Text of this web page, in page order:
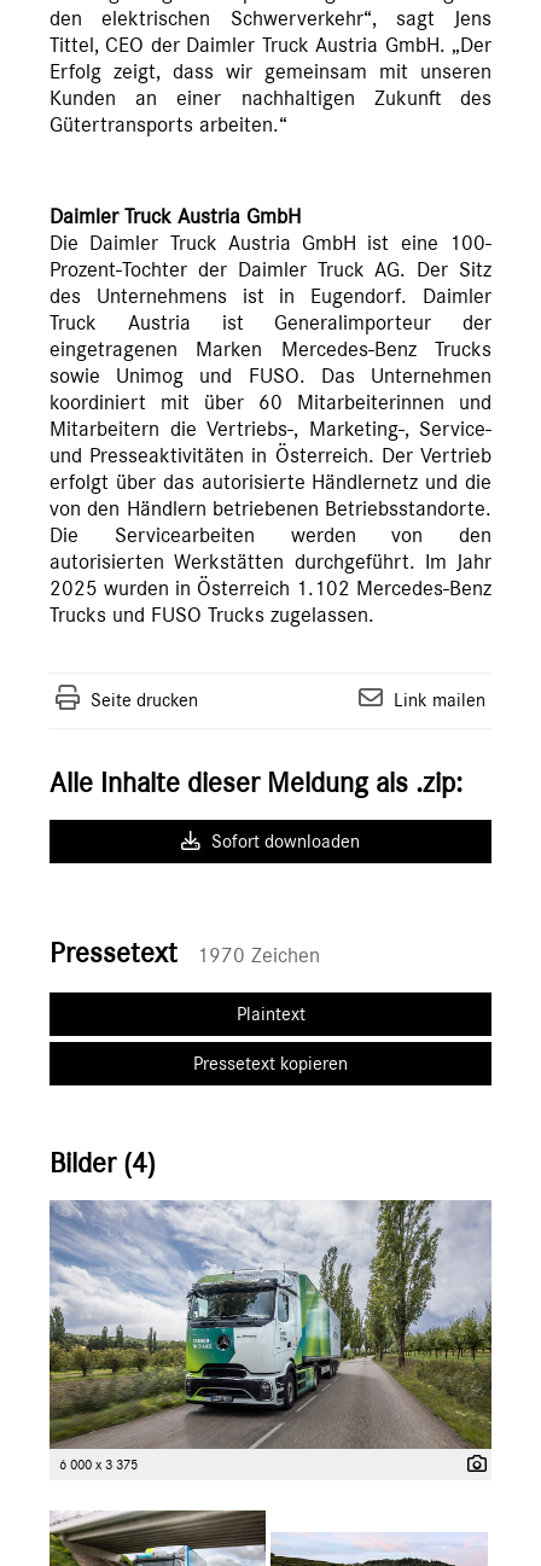
den elektrischen Schwerverkehr“, sagt Jens
Tittel, CEO der Daimler Truck Austria GmbH. „Der
Erfolg zeigt, dass wir gemeinsam mit unseren
Kunden an einer nachhaltigen Zukunft des
Gütertransports arbeiten.“
Daimler Truck Austria GmbH
Die Daimler Truck Austria GmbH ist eine 100-
Prozent-Tochter der Daimler Truck AG. Der Sitz
des Unternehmens ist in Eugendorf. Daimler
Truck Austria ist Generalimporteur der
eingetragenen Marken Mercedes-Benz Trucks
sowie Unimog und FUSO. Das Unternehmen
koordiniert mit über 60 Mitarbeiterinnen und
Mitarbeitern die Vertriebs-, Marketing-, Service-
und Presseaktivitäten in Österreich. Der Vertrieb
erfolgt über das autorisierte Händlernetz und die
von den Händlern betriebenen Betriebsstandorte.
Die Servicearbeiten werden von den
autorisierten Werkstätten durchgeführt. Im Jahr
2025 wurden in Österreich 1.102 Mercedes-Benz
Trucks und FUSO Trucks zugelassen.
Seite drucken Link mailen
Alle Inhalte dieser Meldung als .zip:
Sofort downloaden
Pressetext 1970 Zeichen
Plaintext
Pressetext kopieren
Bilder (4)
6 000 x 3 375